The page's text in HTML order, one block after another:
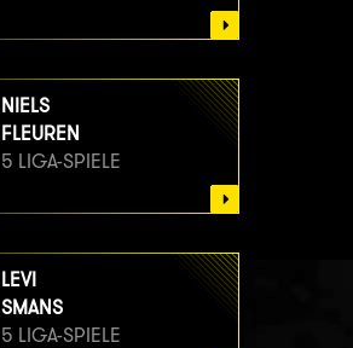
NIELS
FLEUREN
5 LIGA-SPIELE
LEVI
SMANS
5 LIGA-SPIELE